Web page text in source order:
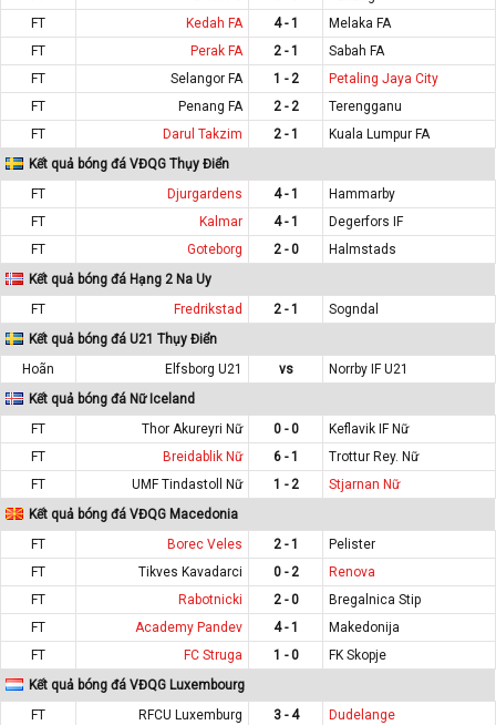
FT
Kedah FA 4 - 1
Melaka FA
FT
Perak FA 2 - 1
Sabah FA
FT
Selangor FA 1 - 2
Petaling Jaya City
FT
Penang FA 2 - 2
Terengganu
FT
Darul Takzim 2 - 1
Kuala Lumpur FA
Kết quả bóng đá VĐQG Thụy Điển
FT
Djurgardens 4 - 1
Hammarby
FT
Kalmar 4 - 1
Degerfors IF
FT
Goteborg 2 - 0
Halmstads
Kết quả bóng đá Hạng 2 Na Uy
FT
Fredrikstad 2 - 1
Sogndal
Kết quả bóng đá U21 Thụy Điển
Hoãn
Elfsborg U21 vs
Norrby IF U21
Kết quả bóng đá Nữ Iceland
FT
Thor Akureyri Nữ 0 - 0
Keflavik IF Nữ
FT
Breidablik Nữ 6 - 1
Trottur Rey. Nữ
FT
UMF Tindastoll Nữ 1 - 2
Stjarnan Nữ
Kết quả bóng đá VĐQG Macedonia
FT
Borec Veles 2 - 1
Pelister
FT
Tikves Kavadarci 0 - 2
Renova
FT
Rabotnicki 2 - 0
Bregalnica Stip
FT
Academy Pandev 4 - 1
Makedonija
FT
FC Struga 1 - 0
FK Skopje
Kết quả bóng đá VĐQG Luxembourg
FT
RFCU Luxemburg 3 - 4 Dudelange